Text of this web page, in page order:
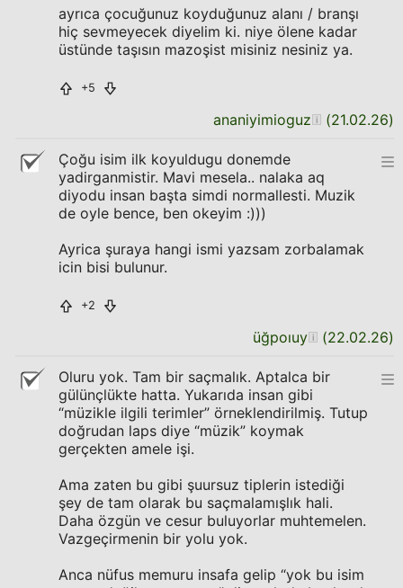
ayrıca çocuğunuz koyduğunuz alanı / branşı
hiç sevmeyecek diyelim ki. niye ölene kadar
üstünde taşısın mazoşist misiniz nesiniz ya.
+5
ananiyimioguz (21.02.26)
Çoğu isim ilk koyuldugu donemde
yadirganmistir. Mavi mesela.. nalaka aq
diyodu insan başta simdi normallesti. Muzik
de oyle bence, ben okeyim :)))
Ayrica şuraya hangi ismi yazsam zorbalamak
icin bisi bulunur.
+2
üğpoıuy (22.02.26)
Oluru yok. Tam bir saçmalık. Aptalca bir
gülünçlükte hatta. Yukarıda insan gibi
“müzikle ilgili terimler” örneklendirilmiş. Tutup
doğrudan laps diye “müzik” koymak
gerçekten amele işi.
Ama zaten bu gibi şuursuz tiplerin istediği
şey de tam olarak bu saçmalamışlık hali.
Daha özgün ve cesur buluyorlar muhtemelen.
Vazgeçirmenin bir yolu yok.
Anca nüfus memuru insafa gelip “yok bu isim